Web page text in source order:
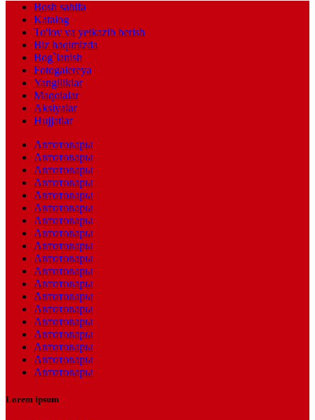
Bosh sahifa
Katalog
To'lov va yetkazib berish
Biz haqimizda
Bog`lanish
Fotogalereya
Yangiliklar
Maqolalar
Aksiyalar
Hujjatlar
Автотовары
Автотовары
Автотовары
Автотовары
Автотовары
Автотовары
Автотовары
Автотовары
Автотовары
Автотовары
Автотовары
Автотовары
Автотовары
Автотовары
Автотовары
Автотовары
Автотовары
Автотовары
Автотовары
Lorem ipsum